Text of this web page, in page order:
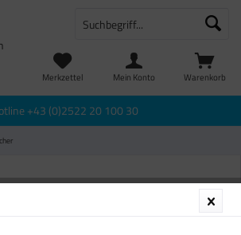
Warenkorb
Merkzettel Mein Konto
+43 (0)2522 20 100 30